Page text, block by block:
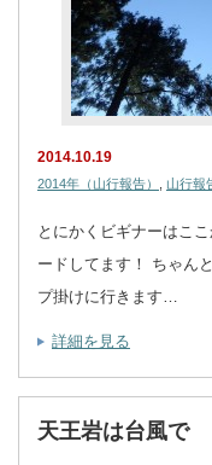
2014.10.19
2014年（山行報告） 山行報
とにかくビギナーはこ
ードしてます！ ちゃん
プ掛けに行きます…
詳細を見る
天王岩は台風で